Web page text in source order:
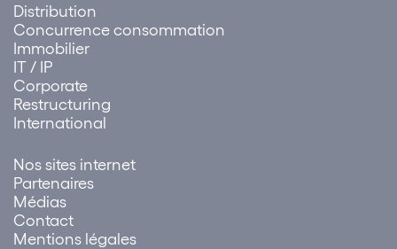
Distribution
Concurrence consommation
Immobilier
IT / IP
Corporate
Restructuring
International
Nos sites internet
Partenaires
Médias
Contact
Mentions légales